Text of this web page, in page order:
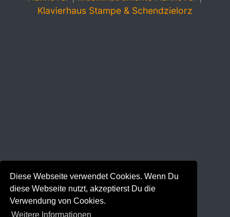
Diese Webseite verwendet Cookies. Wenn Du
diese Webseite nutzt, akzeptierst Du die
Verwendung von Cookies.
Weitere Informationen
Klavierhaus Stampe & Schendzielorz